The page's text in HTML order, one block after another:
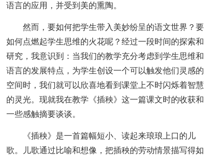
语言的应用，并受到美的熏陶。
然而，要如何把学生带入美妙纷呈的语文世界？要
如何点燃起学生思维的火花呢？经过一段时间的探索和
研究，我意识到：当我们的教学充分考虑到学生思维和
语言的发展特点，为学生创设一个可以触发他们灵感的
空间时，我们就可以欣喜地看到课堂上不时闪烁着智慧
的灵光。现就我在教学《插秧》这一篇课文时的收获和
一些感触摘要谈谈。
《插秧》是一首篇幅短小、读起来琅琅上口的儿
歌。儿歌通过比喻和想像，把插秧的劳动情景描写得如